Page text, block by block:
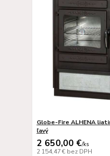
Globe-Fire ALHENA
ľavý
2 650,00 €/ks
2 154,47 € bez DPH